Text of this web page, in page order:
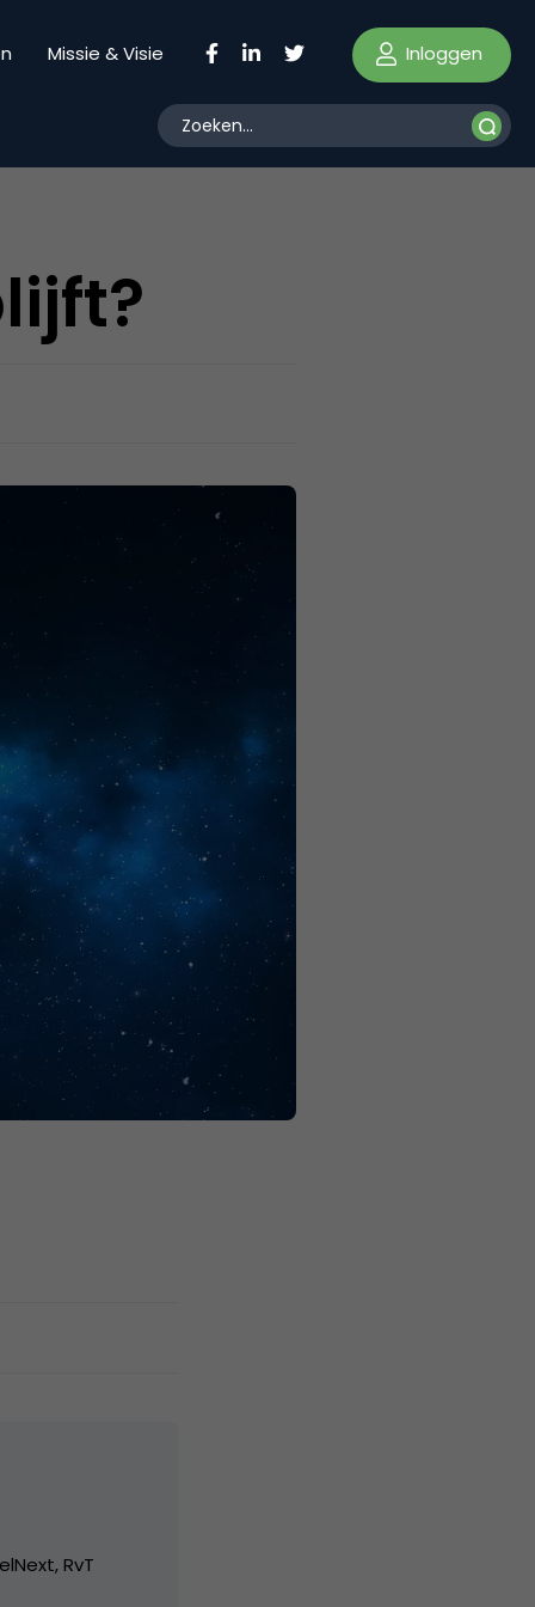
Missie & Visie Inloggen
RvT